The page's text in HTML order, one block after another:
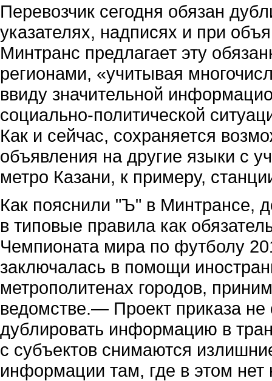
Перевозчик сегодня обязан
указателях, надписях и при
Минтранс предлагает эту
регионами, «учитывая
ввиду значительной
социально-политической
Как и сейчас, сохраняется
объявления на другие языки с
метро Казани, к примеру,
Как пояснили "Ъ" в Минтрансе,
в типовые правила как
Чемпионата мира по футболу
заключалась в помощи
метрополитенах городов,
ведомстве.— Проект приказа
дублировать информацию в
с субъектов снимаются
информации там, где в этом нет